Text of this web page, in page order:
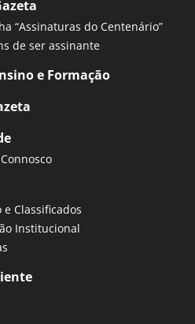
“Assinaturas do Centenário”
de ser assinante
e Formação
e Classificados
Institucional